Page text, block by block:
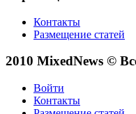
Контакты
Размещение статей
2010 MixedNews ©
Войти
Контакты